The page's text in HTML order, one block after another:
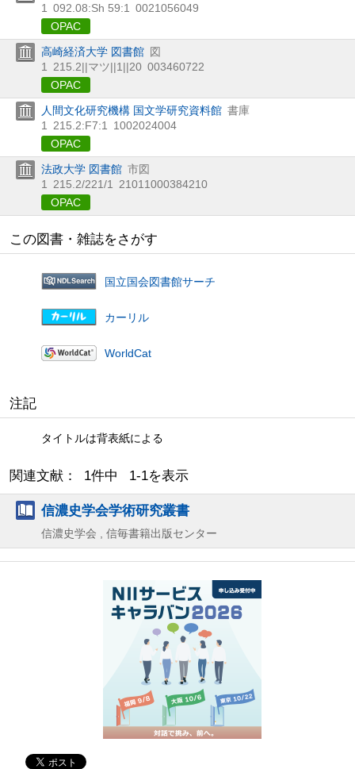
1
092.08:Sh 59:1
0021056049
OPAC
高崎経済大学 図書館 図
1
215.2||マツ||1||20 003460722
OPAC
人間文化研究機構 国文学研究資料館 書庫
1
215.2:F7:1
1002024004
OPAC
法政大学 図書館 市図
1
215.2/221/1
21011000384210
OPAC
この図書・雑誌をさがす
国立国会図書館サーチ
カーリル
WorldCat
注記
タイトルは背表紙による
関連文献： 1件中 1-1を表示
信濃史学会学術研究叢書
信濃史学会 , 信毎書籍出版センター